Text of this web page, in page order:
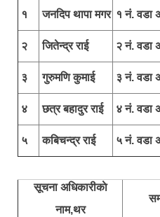
१ जनदिप थापा मगर १ नं. वडा
२ जितेन्द्र राई २ नं. वडा
३
गुरुमणि कुमाई ३ नं. वडा
४ छत्र बहादुर राई ४ नं. वडा
५ कबिचन्द्र राई ५ नं. वडा
सूचना अधिकारीकाे
नाम,थर